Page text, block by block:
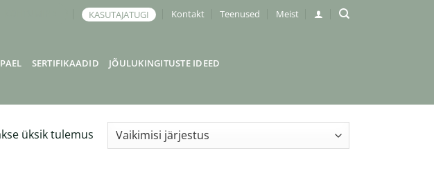
KASUTAJATUGI Kontakt Teenused Meist
SERTIFIKAADID JÕULUKINGITUSTE IDEED
üksik tulemus